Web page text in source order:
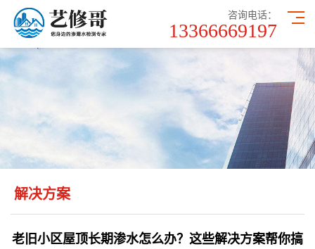
咨询电话：
13366669197
解决方案
老旧小区屋顶长期渗水怎么办？这些解决方案帮你搞